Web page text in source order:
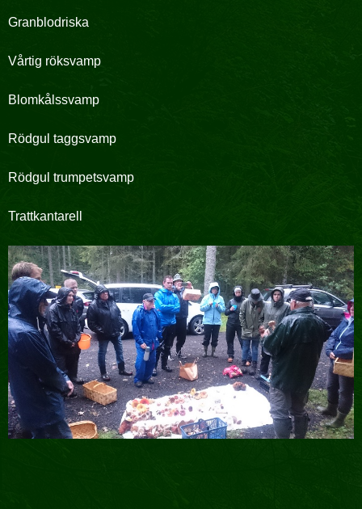
Granblodriska
Vårtig röksvamp
Blomkålssvamp
Rödgul taggsvamp
Rödgul trumpetsvamp
Trattkantarell